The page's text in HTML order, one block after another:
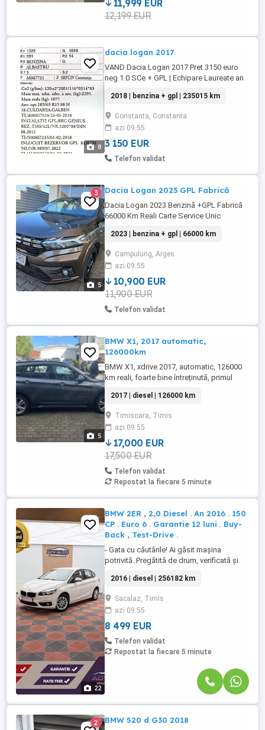
11,999 EUR
12,199 EUR
8
dacia logan 2017
VAND Dacia Logan 2017 Pret 3150 euro
neg 1.0 SCe + GPL | Echipare Laureate an
pentru cineva care caută costuri de rulare
minime și o mașină întreținută corect.
Proprietar în acte se oferă fiscal masina
este pe SC Specificații Tehnice: Motor: 1.0
SCe (benzină ...
2018 | benzina + gpl | 235015 km
Constanta, Constanta
azi 09:55
3 150 EUR
Telefon validat
5
3 Dacia Logan 2023 GPL Fabrică
Dacia Logan 2023 Benzină +GPL Fabrică
66000 Km Reali Carte Service Unic
electrice Oglinzi electrice încălzite ABS
Airbaguri Computer bord Comenzi volan
Isofix Pilot automat Senzori lumini ploaie
parcare Alarmă Închidere Centralizată Navi
...
2023 | benzina + gpl | 66000 km
Campulung, Arges
azi 09:55
10,900 EUR
11,900 EUR
Telefon validat
5
BMW X1, 2017 automatic,
126000km
BMW X1, xdrive 2017, automatic, 126000
km reali, foarte bine întreținută, primul
2017 | diesel | 126000 km
Timisoara, Timis
azi 09:55
17,000 EUR
17,500 EUR
Telefon validat
Repostat la fiecare 5 minute
22
BMW 2ER , 2,0 Diesel . An 2016 . 150
CP . Euro 6 . Garantie 12 luni . Buy-
Back , Test-Drive .
- Gata cu căutările! Ai găsit mașina
potrivită. Pregătită de drum, verificată și
bucură-te de siguranță, confort și o
experiență de condus pe măsura
așteptărilor tale. - Rate fixe în lei lună* -
Livrare rapidă în toată România BMW
SERIA 2 . 2,0 Diesel ...
2016 | diesel | 256182 km
Sacalaz, Timis
azi 09:55
8 499 EUR
Telefon validat
Repostat la fiecare 5 minute
2 BMW 520 d G30 2018